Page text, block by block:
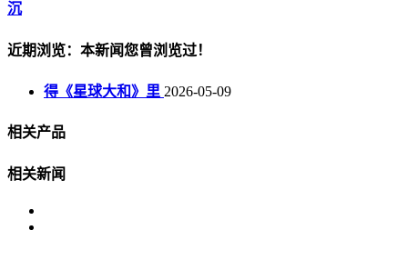
沉
近期浏览：本新闻您曾浏览过！
得《星球大和》里 2026-05-09
相关产品
相关新闻